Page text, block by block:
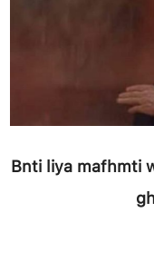
Bnti liya mafhmti